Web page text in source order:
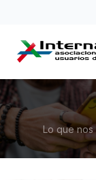
Lo que